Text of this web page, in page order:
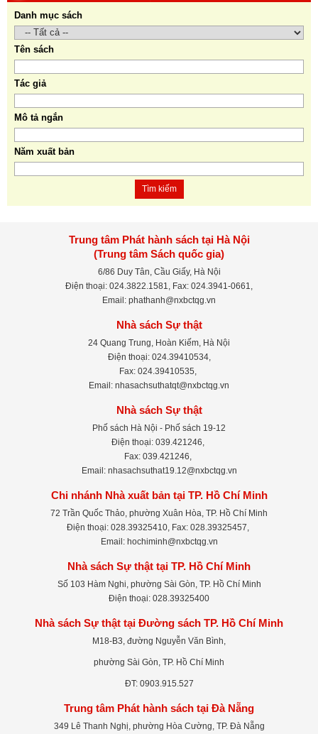
Danh mục sách
Tên sách
Tác giả
Mô tả ngắn
Năm xuất bản
Tìm kiếm
Trung tâm Phát hành sách tại Hà Nội
(Trung tâm Sách quốc gia)
6/86 Duy Tân, Cầu Giấy, Hà Nội
Điện thoại: 024.3822.1581, Fax: 024.3941-0661,
Email: phathanh@nxbctqg.vn
Nhà sách Sự thật
24 Quang Trung, Hoàn Kiếm, Hà Nội
Điện thoại: 024.39410534,
Fax: 024.39410535,
Email: nhasachsuthatqt@nxbctqg.vn
Nhà sách Sự thật
Phố sách Hà Nội - Phố sách 19-12
Điện thoại: 039.421246,
Fax: 039.421246,
Email: nhasachsuthat19.12@nxbctqg.vn
Chi nhánh Nhà xuất bản tại TP. Hồ Chí Minh
72 Trần Quốc Thảo, phường Xuân Hòa, TP. Hồ Chí Minh
Điện thoại: 028.39325410, Fax: 028.39325457,
Email: hochiminh@nxbctqg.vn
Nhà sách Sự thật tại TP. Hồ Chí Minh
Số 103 Hàm Nghi, phường Sài Gòn, TP. Hồ Chí Minh
Điện thoại: 028.39325400
Nhà sách Sự thật tại Đường sách TP. Hồ Chí Minh
M18-B3, đường Nguyễn Văn Bình,
phường Sài Gòn, TP. Hồ Chí Minh
ĐT: 0903.915.527
Trung tâm Phát hành sách tại Đà Nẵng
349 Lê Thanh Nghị, phường Hòa Cường, TP. Đà Nẵng